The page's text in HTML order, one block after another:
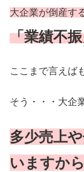
大企業が倒産す
「業績不
ここまで言えば
そう・・・大企
多少売上
いますか